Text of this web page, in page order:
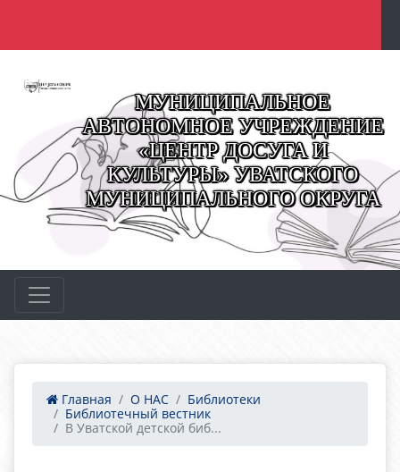
МУНИЦИПАЛЬНОЕ
АВТОНОМНОЕ УЧРЕЖДЕНИЕ
«ЦЕНТР ДОСУГА И
КУЛЬТУРЫ» УВАТСКОГО
МУНИЦИПАЛЬНОГО ОКРУГА
Главная О НАС
Библиотеки
Библиотечный вестник
В Уватской детской биб...